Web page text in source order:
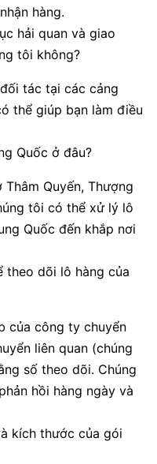
hàng.
hải quan và giao
tôi không?
tác tại các cảng
thể giúp bạn làm điều
Quốc ở đâu?
Quyến, Thượng
tôi có thể xử lý lô
Quốc đến khắp nơi
theo dõi lô hàng của
của công ty chuyển
liên quan (chúng
số theo dõi. Chúng
hồi hàng ngày và
kích thước của gói